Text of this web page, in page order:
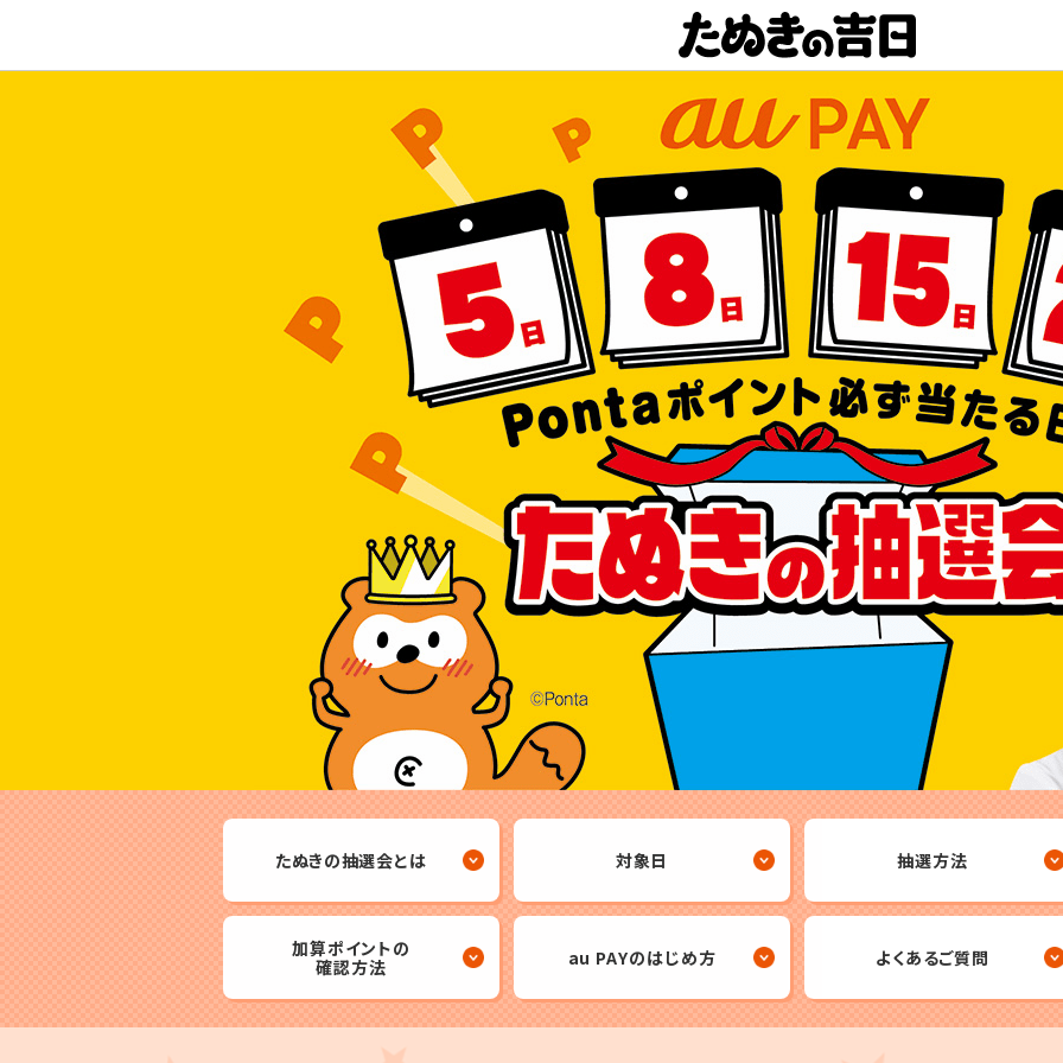
たぬきの抽選会とは 対象日 抽選方法
加算ポイントの
確認方法
au PAYのはじめ方 よくあるご質問